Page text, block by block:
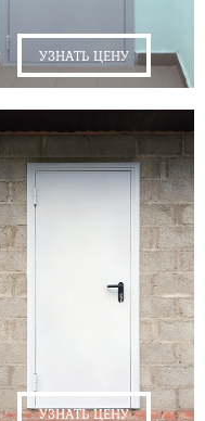
УЗНАТЬ ЦЕНУ
УЗНАТЬ ЦЕНУ